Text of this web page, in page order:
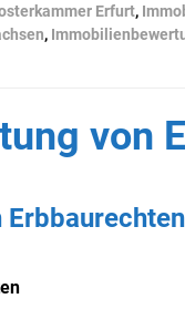
Erfurt,
,
von